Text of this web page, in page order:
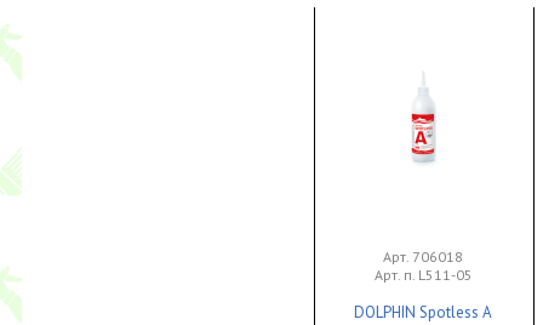
Арт. 706018
Арт. п. L511-05
DOLPHIN Spotless A